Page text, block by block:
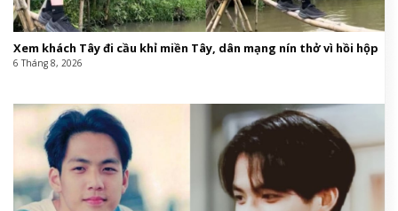
Xem khách Tây đi cầu khỉ miền Tây, dân mạng nín thở vì hồi hộp
6 Tháng 8, 2026